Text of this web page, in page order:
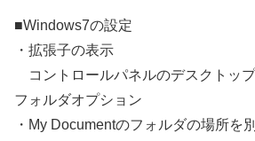
■Windows7の設定
・拡張子の表示
コントロールパネルのデスクトッ
フォルダオプション
・My Documentのフォルダの場所を